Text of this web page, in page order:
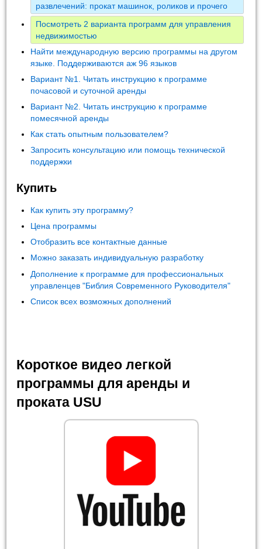
развлечений: прокат машинок, роликов и прочего
Посмотреть 2 варианта программ для управления
недвижимостью
Найти международную версию программы на другом
языке. Поддерживаются аж 96 языков
Вариант №1. Читать инструкцию к программе
почасовой и суточной аренды
Вариант №2. Читать инструкцию к программе
помесячной аренды
Как стать опытным пользователем?
Запросить консультацию или помощь технической
поддержки
Купить
Как купить эту программу?
Цена программы
Отобразить все контактные данные
Можно заказать индивидуальную разработку
Дополнение к программе для профессиональных
управленцев "Библия Современного Руководителя"
Список всех возможных дополнений
Короткое видео легкой
программы для аренды и
проката USU